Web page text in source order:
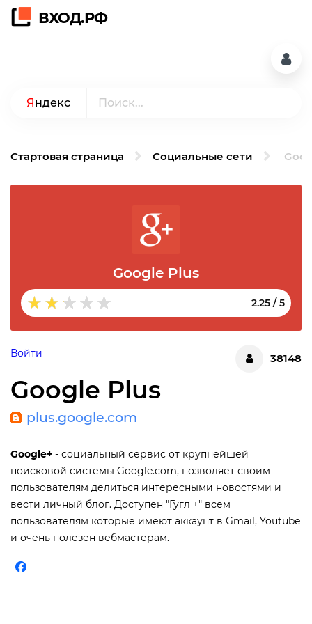
ВХОД.РФ
Яндекс
Стартовая страница Социальные сети
Google Plus
2.25 /5
Войти 38148
Google Plus
plus.google.com
Google+ - социальный сервис от крупнейшей
поисковой системы Google.com, позволяет своим
пользователям делиться интересными новостями и
вести личный блог. Доступен "Гугл +" всем
пользователям которые имеют аккаунт в Gmail, Youtube
и очень полезен вебмастерам.